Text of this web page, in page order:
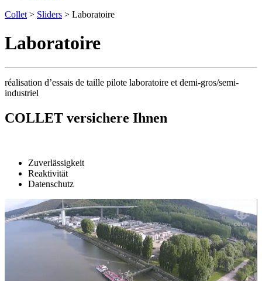
Collet > Sliders > Laboratoire
Laboratoire
réalisation d’essais de taille pilote laboratoire et demi-gros/semi-
industriel
COLLET versichere Ihnen
Zuverlässigkeit
Reaktivität
Datenschutz